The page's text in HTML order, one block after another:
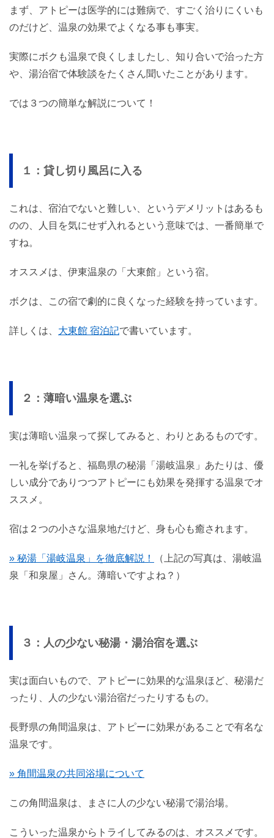
まず、アトピーは医学的には難病で、すごく治りにくいも
のだけど、温泉の効果でよくなる事も事実。
実際にボクも温泉で良くしましたし、知り合いで治った方
や、湯治宿で体験談をたくさん聞いたことがあります。
では３つの簡単な解説について！
１：貸し切り風呂に入る
これは、宿泊でないと難しい、というデメリットはあるも
のの、人目を気にせず入れるという意味では、一番簡単で
すね。
オススメは、伊東温泉の「大東館」という宿。
ボクは、この宿で劇的に良くなった経験を持っています。
詳しくは、 大東館 宿泊記で書いています。
２：薄暗い温泉を選ぶ
実は薄暗い温泉って探してみると、わりとあるものです。
一礼を挙げると、福島県の秘湯「湯岐温泉」あたりは、優
しい成分でありつつアトピーにも効果を発揮する温泉でオ
ススメ。
宿は２つの小さな温泉地だけど、身も心も癒されます。
» 秘湯「湯岐温泉」を徹底解説！
（上記の写真は、湯岐温
泉「和泉屋」さん。薄暗いですよね？）
３：人の少ない秘湯・湯治宿を選ぶ
実は面白いもので、アトピーに効果的な温泉ほど、秘湯だ
ったり、人の少ない湯治宿だったりするもの。
長野県の角間温泉は、アトピーに効果があることで有名な
温泉です。
» 角間温泉の共同浴場について
この角間温泉は、まさに人の少ない秘湯で湯治場。
こういった温泉からトライしてみるのは、オススメです。